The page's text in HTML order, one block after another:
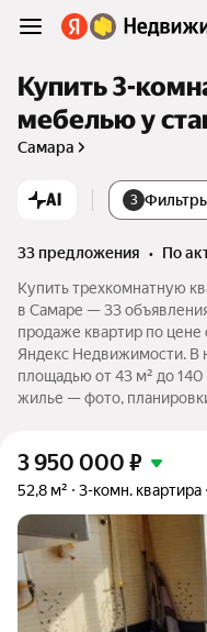
Купить 3-
мебелью у
Самара
AI 3
33 предложения •
по
Купить трехкомнатную
в Самаре — 33
продаже квартир по
Яндекс Недвижимости. В
площадью от 43 м² до
жилье — фото,
3 950 000 ₽
52,8 м² 3-комн. квартира